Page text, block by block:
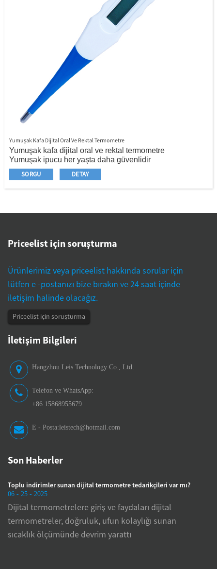
Yumuşak Kafa Dijital Oral Ve Rektal Termometre
Yumuşak kafa dijital oral ve rektal termometre
Yumuşak ipucu her yaşta daha güvenlidir
Yüksek doğruluk
Son anı
Ateş Alarm Fonksiyonu
Aile ve hastanede yaygın olarak kullanılır
SORGU DETAY
Priceelist için soruşturma
Ürünlerimiz veya priceelist hakkında sorular için
lütfen e -postanızı bize bırakın ve 24 saat içinde
iletişim halinde olacağız.
Priceelist için soruşturma
İletişim Bilgileri
Hangzhou Leis Technology Co., Ltd.
Telefon ve WhatsApp:
+86 15868955679
E - Posta:leistech@hotmail.com
Son Haberler
Toplu indirimler sunan dijital termometre tedarikçileri var mı?
06 - 25 - 2025
Dijital termometrelere giriş ve faydaları dijital
termometreler, doğruluk, ufun kolaylığı sunan
sıcaklık ölçümünde devrim yarattı